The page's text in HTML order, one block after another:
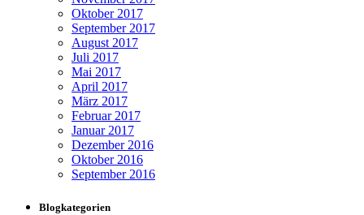
Oktober 2017
September 2017
August 2017
Juli 2017
Mai 2017
April 2017
März 2017
Februar 2017
Januar 2017
Dezember 2016
Oktober 2016
September 2016
Blogkategorien